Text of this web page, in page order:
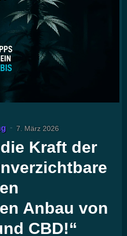
7. März 2026
Kraft der
Anbau von
CBD!“